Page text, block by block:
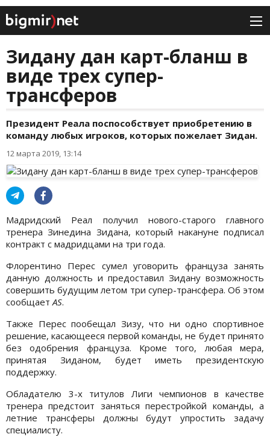
Зидану дан карт-бланш в
виде трех супер-
трансферов
Президент Реала поспособствует приобретению в
команду любых игроков, которых пожелает Зидан.
12 марта 2019, 13:14
Мадридский Реал получил нового-старого главного
тренера Зинедина Зидана, который накануне подписал
контракт с мадридцами на три года.
Флорентино Перес сумел уговорить француза занять
данную должность и предоставил Зидану возможность
совершить будущим летом три супер-трансфера. Об этом
сообщаетAS.
Также Перес пообещал Зизу, что ни одно спортивное
решение, касающееся первой команды, не будет принято
без одобрения француза. Кроме того, любая мера,
принятая Зиданом, будет иметь президентскую
поддержку.
Обладателю 3-х титулов Лиги чемпионов в качестве
тренера предстоит заняться перестройкой команды, а
летние трансферы должны будут упростить задачу
специалисту.